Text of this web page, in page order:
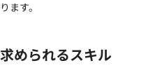
ります。
求められるスキル